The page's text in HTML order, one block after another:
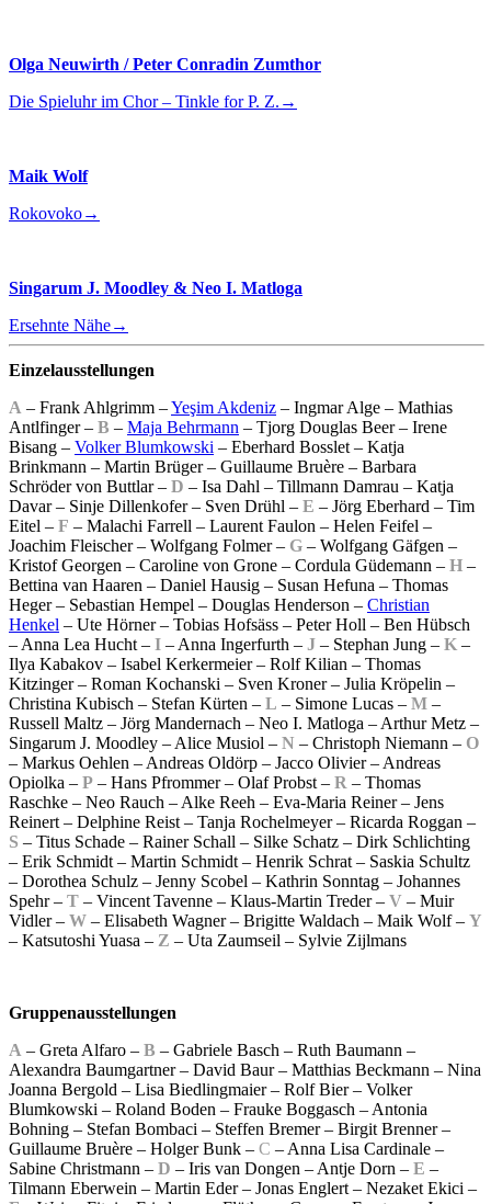
Olga Neuwirth / Peter Conradin Zumthor
Die Spieluhr im Chor – Tinkle for P. Z. →
Maik Wolf
Rokovoko→
Singarum J. Moodley & Neo I. Matloga
Ersehnte Nähe→
Einzelausstellungen
A – Frank Ahlgrimm –Yeşim Akdeniz – Ingmar Alge – Mathias
Antlfinger – B – Maja Behrmann – Tjorg Douglas Beer – Irene
Bisang – Volker Blumkowski – Eberhard Bosslet – Katja
Brinkmann – Martin Brüger – Guillaume Bruère – Barbara
Schröder von Buttlar – D – Isa Dahl – Tillmann Damrau – Katja
Davar – Sinje Dillenkofer – Sven Drühl – E – Jörg Eberhard – Tim
Eitel – F – Malachi Farrell – Laurent Faulon – Helen Feifel –
Joachim Fleischer – Wolfgang Folmer – G – Wolfgang Gäfgen –
Kristof Georgen – Caroline von Grone – Cordula Güdemann – H –
Bettina van Haaren – Daniel Hausig – Susan Hefuna – Thomas
Heger – Sebastian Hempel – Douglas Henderson – Christian
Henkel – Ute Hörner – Tobias Hofsäss – Peter Holl – Ben Hübsch
– Anna Lea Hucht – I – Anna Ingerfurth – J – Stephan Jung – K –
Ilya Kabakov – Isabel Kerkermeier – Rolf Kilian – Thomas
Kitzinger – Roman Kochanski – Sven Kroner – Julia Kröpelin –
Christina Kubisch – Stefan Kürten – L – Simone Lucas – M –
Russell Maltz – Jörg Mandernach – Neo I. Matloga – Arthur Metz –
Singarum J. Moodley – Alice Musiol – N – Christoph Niemann – O
– Markus Oehlen – Andreas Oldörp – Jacco Olivier – Andreas
Opiolka – P – Hans Pfrommer – Olaf Probst – R – Thomas
Raschke – Neo Rauch – Alke Reeh – Eva-Maria Reiner – Jens
Reinert – Delphine Reist – Tanja Rochelmeyer – Ricarda Roggan –
S – Titus Schade – Rainer Schall – Silke Schatz – Dirk Schlichting
– Erik Schmidt – Martin Schmidt – Henrik Schrat – Saskia Schultz
– Dorothea Schulz – Jenny Scobel – Kathrin Sonntag – Johannes
Spehr – T – Vincent Tavenne – Klaus-Martin Treder – V – Muir
Vidler – W – Elisabeth Wagner – Brigitte Waldach – Maik Wolf – Y
– Katsutoshi Yuasa – Z – Uta Zaumseil – Sylvie Zijlmans
Gruppenausstellungen
A – Greta Alfaro – B – Gabriele Basch – Ruth Baumann –
Alexandra Baumgartner – David Baur – Matthias Beckmann – Nina
Joanna Bergold – Lisa Biedlingmaier – Rolf Bier – Volker
Blumkowski – Roland Boden – Frauke Boggasch – Antonia
Bohning – Stefan Bombaci – Steffen Bremer – Birgit Brenner –
Guillaume Bruère – Holger Bunk – C – Anna Lisa Cardinale –
Sabine Christmann – D – Iris van Dongen – Antje Dorn – E –
Tilmann Eberwein – Martin Eder – Jonas Englert – Nezaket Ekici –